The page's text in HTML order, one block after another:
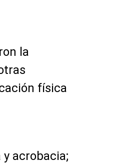
la
física
acrobacia;